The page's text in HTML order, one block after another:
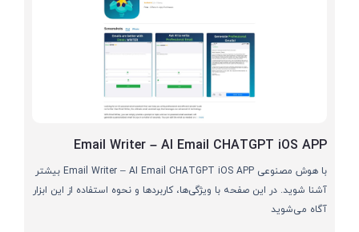
Email Writer – AI Email CHATGPT iOS APP
با هوش مصنوعی Email Writer – AI Email CHATGPT iOS APP بیشتر
آشنا شوید. در این صفحه با ویژگی‌ها، کاربردها و نحوه استفاده از این ابزار
آگاه می‌شوید